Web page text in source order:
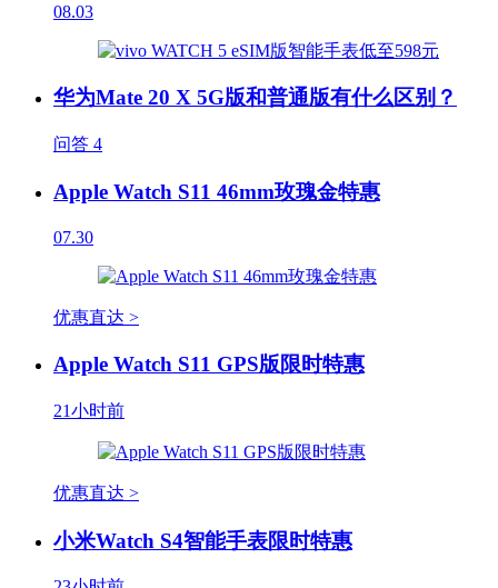
08.03
华为Mate 20 X 5G版和普通版有什么区别？
问答 4
Apple Watch S11 46mm玫瑰金特惠
07.30
优惠直达 >
Apple Watch S11 GPS版限时特惠
21小时前
优惠直达 >
小米Watch S4智能手表限时特惠